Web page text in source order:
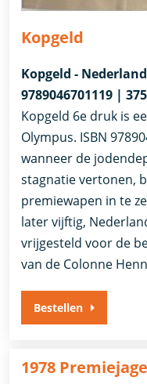
Kopgeld
Kopgeld -
9789046701119 |
Kopgeld 6e druk is
Olympus. ISBN
wanneer de
stagnatie vertonen,
premiewapen in te
later vijftig,
vrijgesteld voor de
van de Colonne
Bestellen
1978